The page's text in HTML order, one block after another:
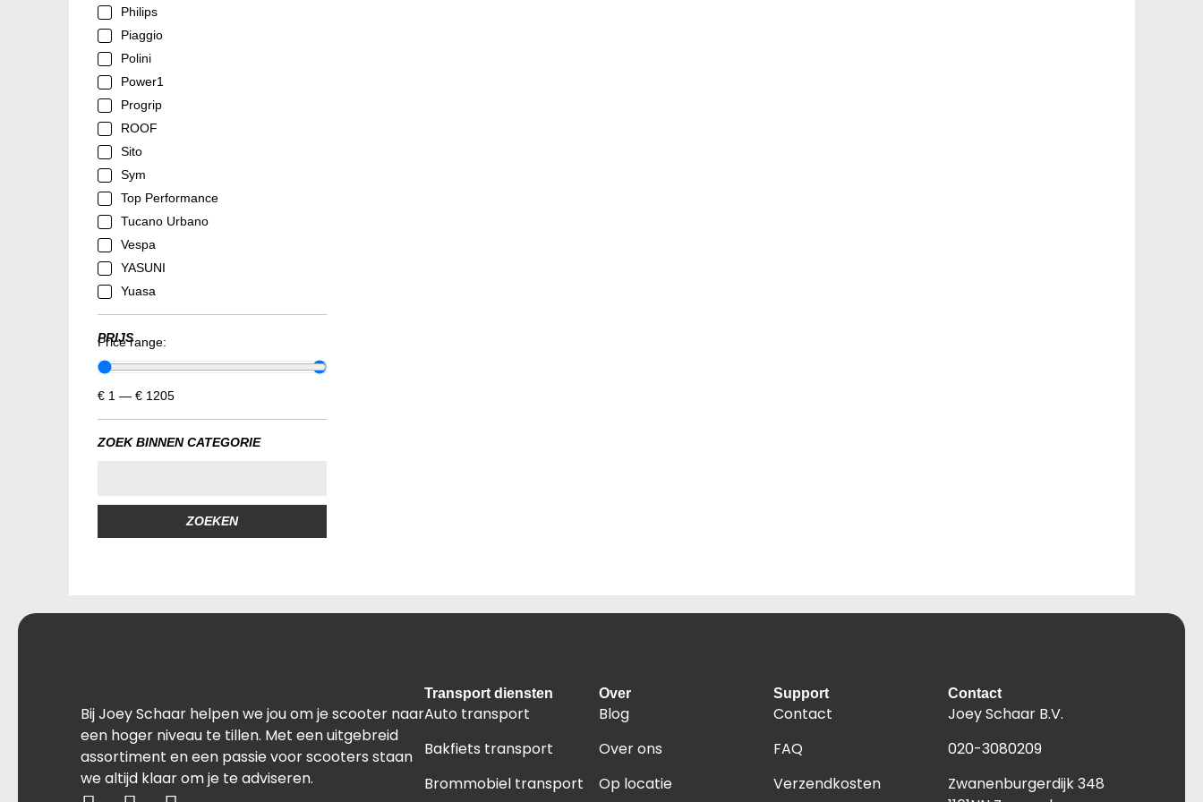
Philips
Piaggio
Polini
Power1
Progrip
ROOF
Sito
Sym
Top Performance
Tucano Urbano
Vespa
YASUNI
Yuasa
PRIJS
Price range:
€ 1 — € 1205
ZOEK BINNEN CATEGORIE
ZOEKEN
Bij Joey Schaar helpen we jou om je scooter naar
een hoger niveau te tillen. Met een uitgebreid
assortiment en een passie voor scooters staan
we altijd klaar om je te adviseren.
Transport diensten
Auto transport
Bakfiets transport
Brommobiel transport
Over
Blog
Over ons
Op locatie
Support
Contact
FAQ
Verzendkosten
Contact
Joey Schaar B.V.
020-3080209
Zwanenburgerdijk 348